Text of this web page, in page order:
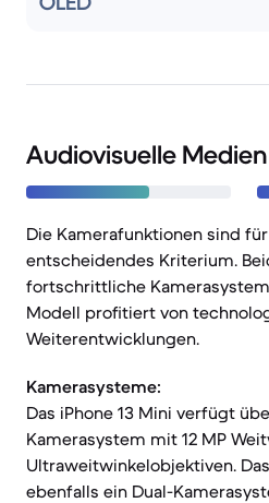
Audiovisuelle Medien
Die Kamerafunktionen sind
entscheidendes Kriterium.
fortschrittliche
Modell profitiert von
Weiterentwicklungen.
Kamerasysteme:
Das iPhone 13 Mini verfügt
Kamerasystem mit 12 MP
Ultraweitwinkelobjektiven.
ebenfalls ein Dual-